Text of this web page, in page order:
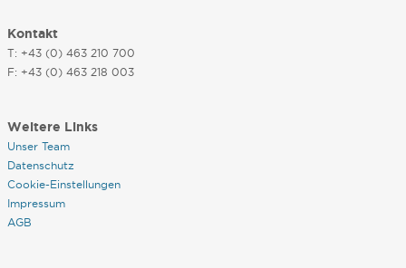
Kontakt
T: +43 (0) 463 210 700
F: +43 (0) 463 218 003
Weitere Links
Unser Team
Datenschutz
Cookie-Einstellungen
Impressum
AGB